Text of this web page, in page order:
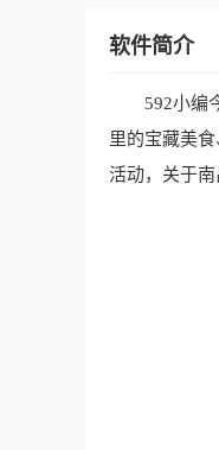
软件简介
592小编
里的宝藏美
活动，关于南